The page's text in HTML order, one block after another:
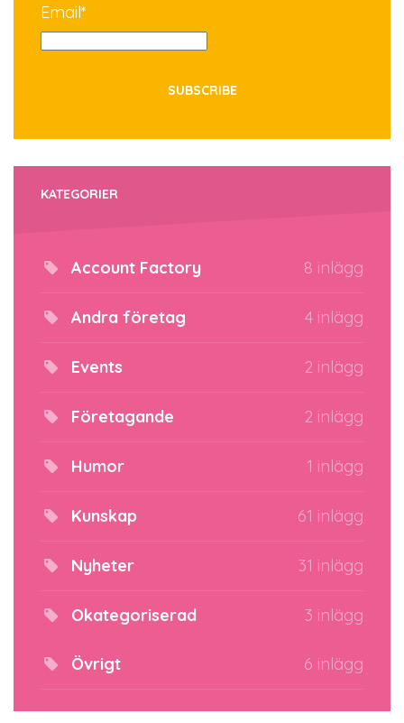
Email*
KATEGORIER
Account Factory 8 inlägg
Andra företag 4 inlägg
Events 2 inlägg
Företagande 2 inlägg
Humor 1 inlägg
Kunskap 61 inlägg
Nyheter 31 inlägg
Okategoriserad 3 inlägg
Övrigt 6 inlägg